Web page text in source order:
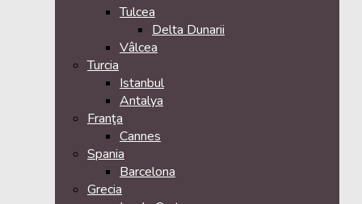
Tulcea
Delta Dunarii
Vâlcea
Turcia
Istanbul
Antalya
Franţa
Cannes
Spania
Barcelona
Grecia